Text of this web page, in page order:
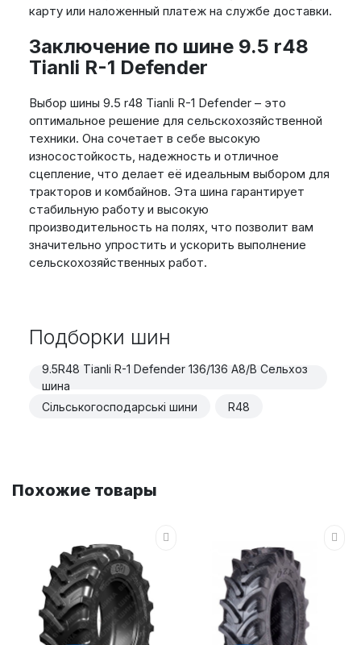
карту или наложенный платеж на службе доставки.
Заключение по шине 9.5 r48
Tianli R-1 Defender
Выбор шины 9.5 r48 Tianli R-1 Defender – это
оптимальное решение для сельскохозяйственной
техники. Она сочетает в себе высокую
износостойкость, надежность и отличное
сцепление, что делает её идеальным выбором для
тракторов и комбайнов. Эта шина гарантирует
стабильную работу и высокую
производительность на полях, что позволит вам
значительно упростить и ускорить выполнение
сельскохозяйственных работ.
Подборки шин
9.5R48 Tianli R-1 Defender 136/136 A8/B Сельхоз
шина
Сільськогосподарські шини
R48
Похожие товары